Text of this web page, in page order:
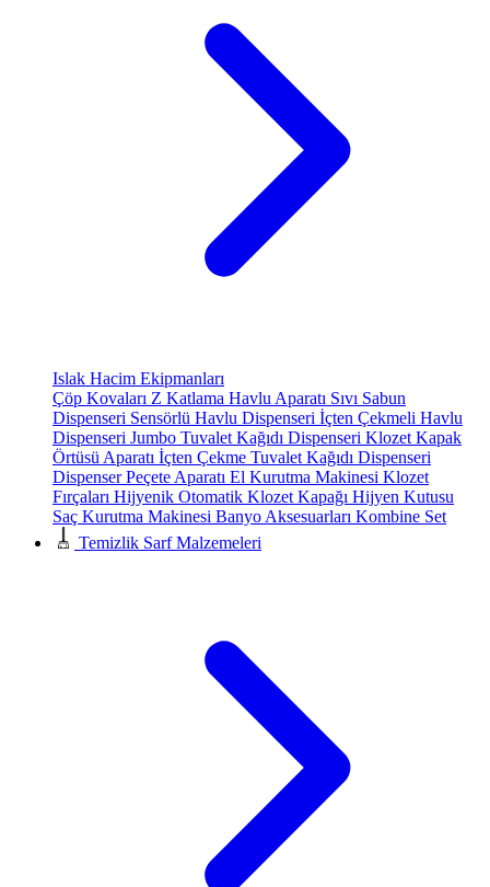
Islak Hacim Ekipmanları
Çöp Kovaları Z Katlama Havlu Aparatı Sıvı Sabun
Dispenseri Sensörlü Havlu Dispenseri İçten Çekmeli Havlu
Dispenseri Jumbo Tuvalet Kağıdı Dispenseri Klozet Kapak
Örtüsü Aparatı İçten Çekme Tuvalet Kağıdı Dispenseri
Dispenser Peçete Aparatı El Kurutma Makinesi Klozet
Fırçaları Hijyenik Otomatik Klozet Kapağı Hijyen Kutusu
Saç Kurutma Makinesi Banyo Aksesuarları Kombine Set
Temizlik Sarf Malzemeleri